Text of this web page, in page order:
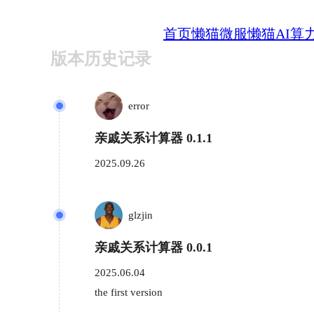
首页懒猫微服懒猫AI算
版本历史记录
error
亲戚关系计算器 0.1.1
2025.09.26
glzjin
亲戚关系计算器 0.0.1
2025.06.04
the first version